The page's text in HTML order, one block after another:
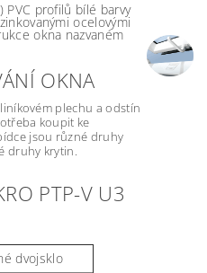
PVC profilů bílé barvy
ocelovými
okna nazvaném
OKNA
plechu a odstín
koupit ke
jsou různé druhy
druhy krytin.
PTP-V U3
dvojsklo